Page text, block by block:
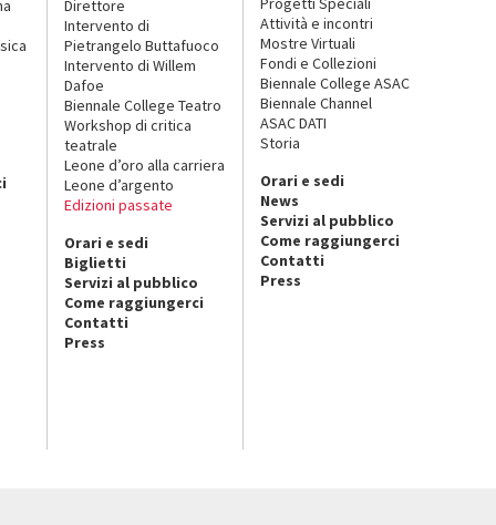
Direttore
Intervento di
Pietrangelo Buttafuoco
Intervento di Willem
Dafoe
Biennale College Teatro
Workshop di critica
teatrale
Leone d’oro alla carriera
Leone d’argento
Edizioni passate
Orari e sedi
Biglietti
Servizi al pubblico
Come raggiungerci
Contatti
Press
Attività e incontri
Mostre Virtuali
Fondi e Collezioni
Biennale College ASAC
Biennale Channel
ASAC DATI
Storia
Orari e sedi
News
Servizi al pubblico
Come raggiungerci
Contatti
Press